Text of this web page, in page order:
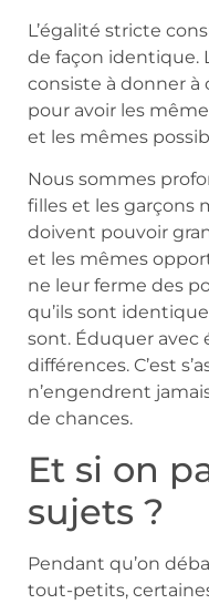
L’égalité stricte
de façon identique.
consiste à donner à
pour avoir les
et les mêmes
Nous sommes
filles et les garçons
doivent pouvoir
et les mêmes
ne leur ferme des
qu’ils sont
sont. Éduquer avec
différences. C’est
n’engendrent
de chances.
Et si on
sujets ?
Pendant qu’on
tout-petits,